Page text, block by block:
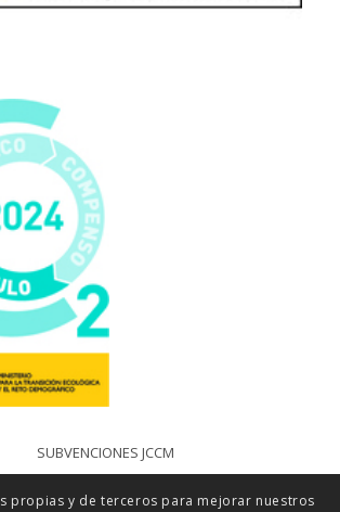
propias y de terceros para mejorar nuestros